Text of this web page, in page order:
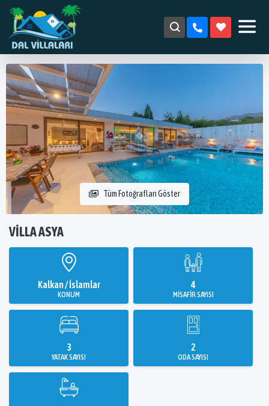
Tüm Fotoğrafları Göster
VILLA ASYA
Kalkan / İslamlar
KONUM
4
MISAFIR SAYISI
3
YATAK SAYISI
2
ODA SAYISI